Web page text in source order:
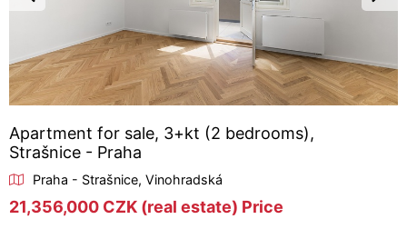
Apartment for sale, 3+kt (2 bedrooms),
Strašnice - Praha
Praha - Strašnice, Vinohradská
21,356,000 CZK (real estate) Price